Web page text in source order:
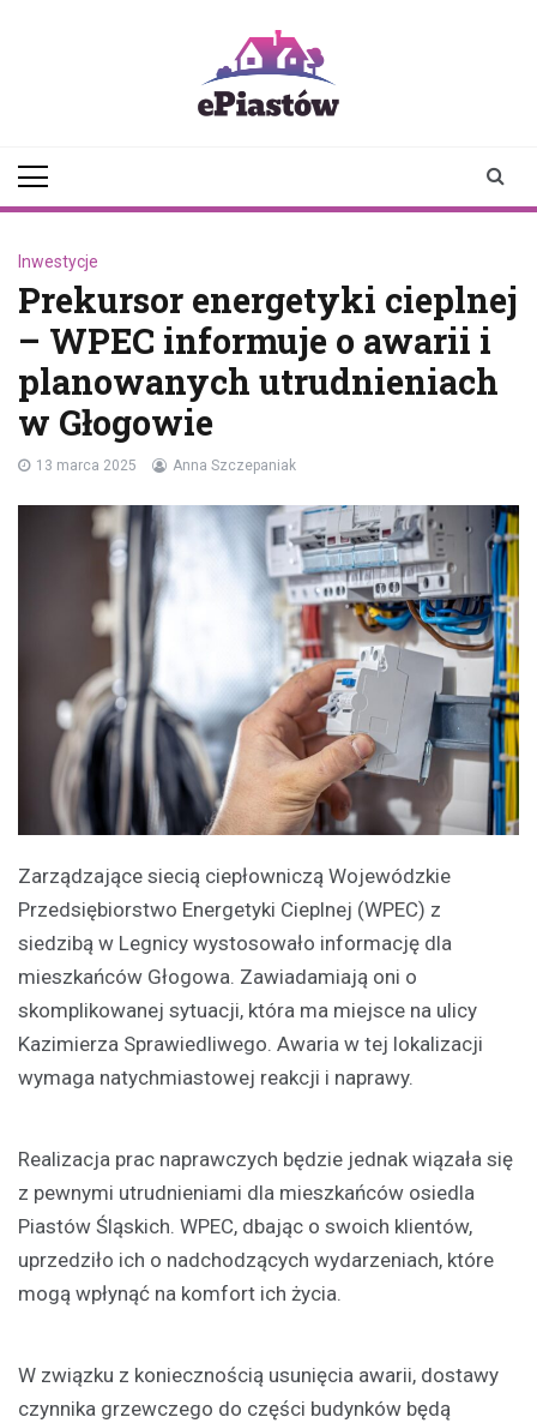
Inwestycje
Prekursor energetyki cieplnej
– WPEC informuje o awarii i
planowanych utrudnieniach
w Głogowie
13 marca 2025 Anna Szczepaniak
Zarządzające siecią ciepłowniczą Wojewódzkie
Przedsiębiorstwo Energetyki Cieplnej (WPEC) z
siedzibą w Legnicy wystosowało informację dla
mieszkańców Głogowa. Zawiadamiają oni o
skomplikowanej sytuacji, która ma miejsce na ulicy
Kazimierza Sprawiedliwego. Awaria w tej lokalizacji
wymaga natychmiastowej reakcji i naprawy.
Realizacja prac naprawczych będzie jednak wiązała się
z pewnymi utrudnieniami dla mieszkańców osiedla
Piastów Śląskich. WPEC, dbając o swoich klientów,
uprzedziło ich o nadchodzących wydarzeniach, które
mogą wpłynąć na komfort ich życia.
W związku z koniecznością usunięcia awarii, dostawy
czynnika grzewczego do części budynków będą